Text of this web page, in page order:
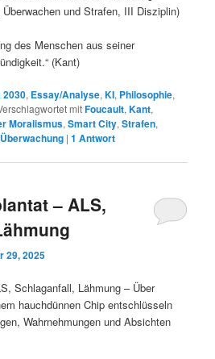
und Strafen, III Disziplin)
des Menschen aus seiner
(Kant)
2030, Essay/Analyse,KI, Philosophie,
mitFoucault,Kant,
Moralismus,Smart City,Strafen,
Überwachung |1 Antwort
– ALS,
29, 2025
Schlaganfall, Lähmung – Über
hauchdünnen Chip entschlüsseln
Wahrnehmungen und Absichten